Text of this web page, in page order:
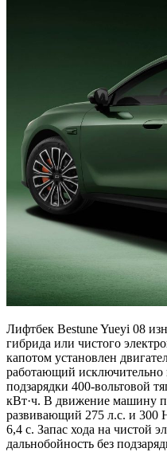
Лифтбек Bestune Yueyi 08
гибрида или чистого
капотом установлен
работающий исключительно
подзарядки 400-вольтовой
кВт·ч. В движение машину
развивающий 275 л.с. и 300
6,4 с. Запас хода на чистой
дальнобойность без